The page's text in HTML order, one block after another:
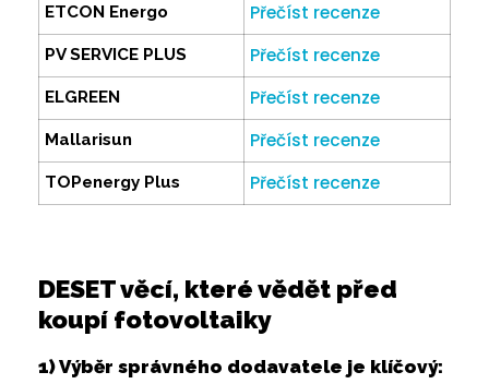
ETCON Energo Přečíst recenze
PV SERVICE PLUS Přečíst recenze
ELGREEN Přečíst recenze
Mallarisun Přečíst recenze
TOPenergy Plus Přečíst recenze
DESET věcí, které vědět před
koupí fotovoltaiky
1) Výběr správného dodavatele je klíčový: